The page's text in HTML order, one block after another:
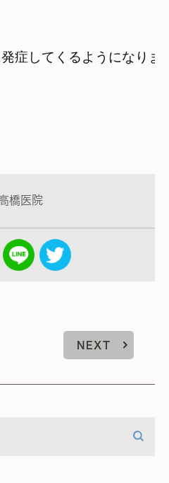
症してくるようになりま
橋医院
NEXT